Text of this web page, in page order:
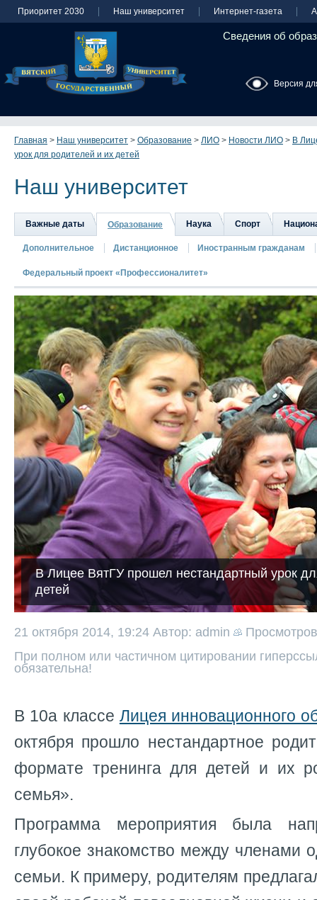
Приоритет 2030 Наш университет Интернет-газета
Сведения об
Версия
Главная > Наш университет > Образование > ЛИО > Новости ЛИО > В
урок для родителей и их детей
Наш университет
Важные даты Образование Наука Спорт
Дополнительное Дистанционное Иностранным гражданам
Федеральный проект «Профессионалитет»
В Лицее ВятГУ прошел нестандартный урок
детей
21 октября 2014, 19:24 Автор: admin
При полном или частичном цитировании
обязательна!
В 10а классе Лицея инновационного
октября прошло нестандартное
формате тренинга для детей и их
семья».
Программа мероприятия была
глубокое знакомство между членами
семьи. К примеру, родителям